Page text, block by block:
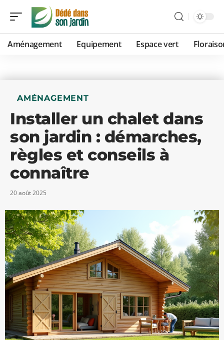
Aménagement Equipement Espace vert
AMÉNAGEMENT
Installer un chalet dans
son jardin : démarches,
règles et conseils à
connaître
20 août 2025